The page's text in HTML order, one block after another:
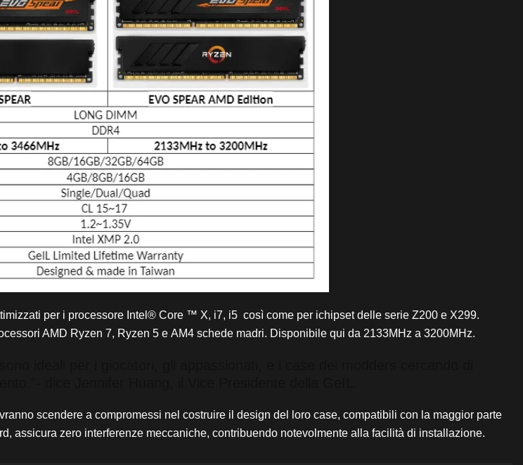
per i processore Intel® Core ™ X, i7, i5 così come per ichipset delle serie Z200 e X299.
AMD Ryzen 7, Ryzen 5 e AM4 schede madri. Disponibile qui da 2133MHz a 3200MHz.
scendere a compromessi nel costruire il design del loro case, compatibili con la maggior parte
zero interferenze meccaniche, contribuendo notevolmente alla facilità di installazione.